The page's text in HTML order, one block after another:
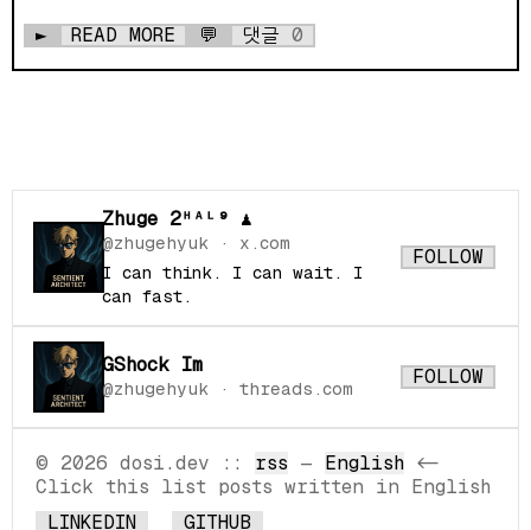
► READ MORE 💬 댓글 0
Zhuge 2ᴴᴬᴸ⁹ ♟
@zhugehyuk · x.com
I can think. I can wait. I
can fast.
FOLLOW
GShock Im
@zhugehyuk · threads.com
FOLLOW
© 2026 dosi.dev :: rss — English <-
Click this list posts written in English
LINKEDIN
GITHUB